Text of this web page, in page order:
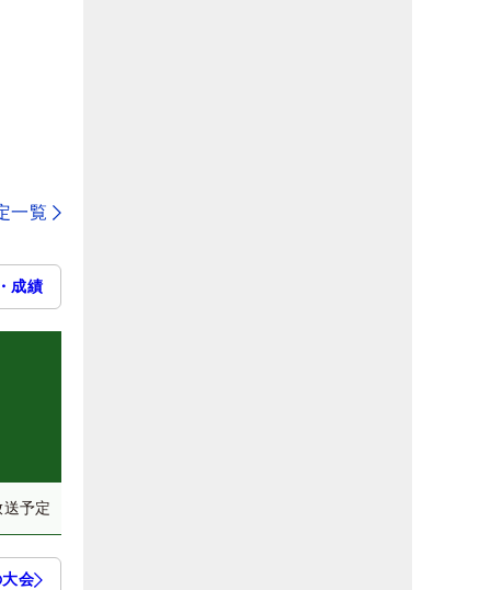
一覧
成績
予定
会